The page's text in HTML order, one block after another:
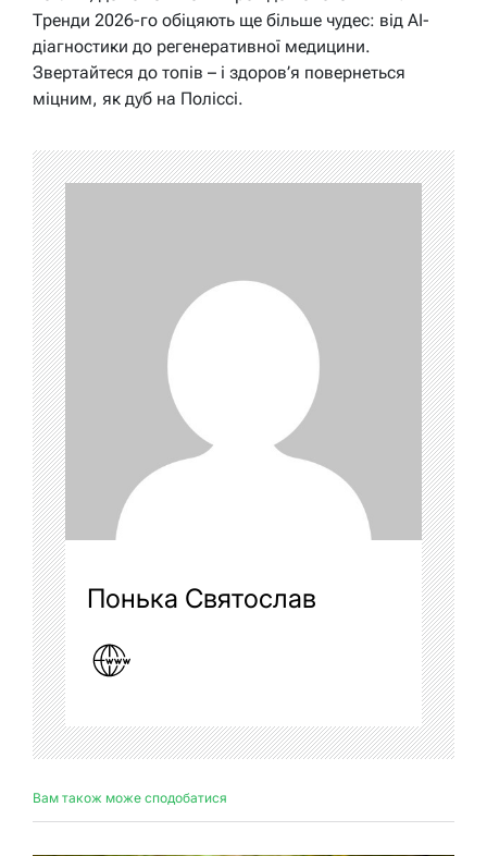
Тренди 2026-го обіцяють ще більше чудес: від AI-
діагностики до регенеративної медицини.
Звертайтеся до топів – і здоров’я повернеться
міцним, як дуб на Поліссі.
Понька Святослав
Вам також може сподобатися